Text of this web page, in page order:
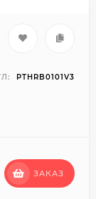
PTHRB0101V3
ЗАКАЗ